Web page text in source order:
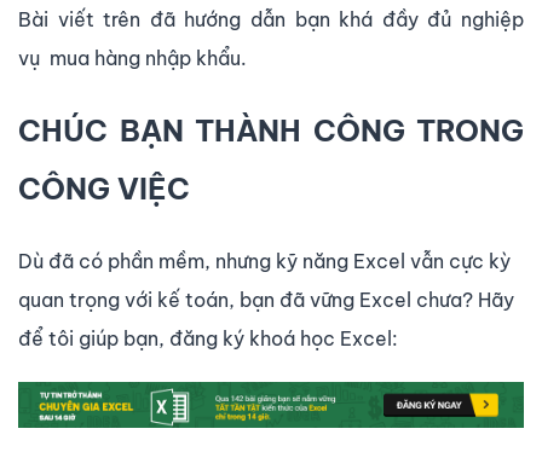
Bài viết trên đã hướng dẫn bạn khá đầy đủ nghiệp
vụ mua hàng nhập khẩu.
CHÚC BẠN THÀNH CÔNG TRONG
CÔNG VIỆC
Dù đã có phần mềm, nhưng kỹ năng Excel vẫn cực kỳ
quan trọng với kế toán, bạn đã vững Excel chưa? Hãy
để tôi giúp bạn, đăng ký khoá học Excel: